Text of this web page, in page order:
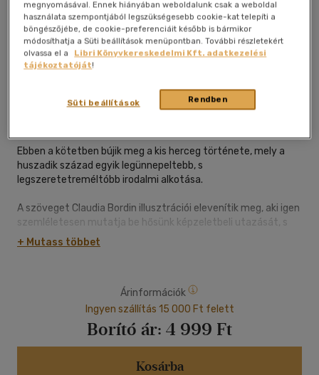
Kívánságlistához adom Megosztom
Studium Plusz Könyvkiadó
2023|magyar nyelvű
Ebben a kötetben bújik meg a kis herceg története, mely a
huszadik század egyik legünnepeltebb, s
legszeretetreméltóbb irodalmi alkotása.
A szöveget Claudia Bordin illusztrációi elevenítik meg, aki igen
szemléletesen mutatja be hősünk képzeletbeli utazását, s
páratlanul jó érzékkel idézi meg eme időtlen klasszikus
elbeszélésnek varázsát.
+ Mutass többet
Árinformációk
Ingyen szállítás 15 000 Ft felett
Borító ár: 4 999 Ft
Kosárba
megnyomásával. Ennek hiányában weboldalunk csak a weboldal
használata szempontjából legszükségesebb cookie-kat telepíti a
böngészőjébe, de cookie-preferenciáit később is bármikor
módosíthatja a Süti beállítások menüpontban. További részletekért
olvassa el a
Libri Könyvkereskedelmi Kft. adatkezelési
tájékoztatóját!
Rendben
Süti beállítások